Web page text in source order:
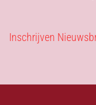
Inschrijven